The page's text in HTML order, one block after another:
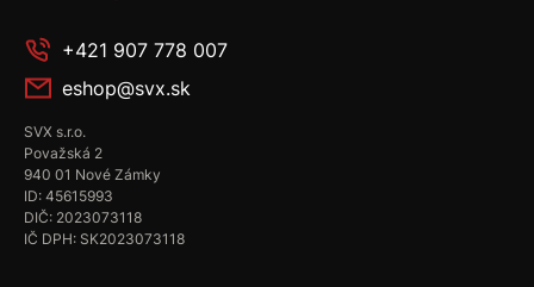
+421 907 778 007
eshop@svx.sk
SVX s.r.o.
Považská 2
940 01 Nové Zámky
ID: 45615993
DIČ: 2023073118
IČ DPH: SK2023073118